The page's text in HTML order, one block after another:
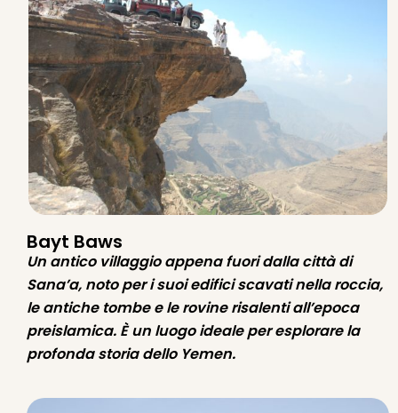
Bayt Baws
Un antico villaggio appena fuori dalla città di
Sana’a, noto per i suoi edifici scavati nella roccia,
le antiche tombe e le rovine risalenti all’epoca
preislamica. È un luogo ideale per esplorare la
profonda storia dello Yemen.